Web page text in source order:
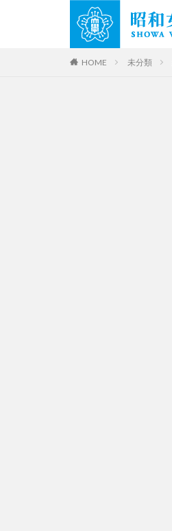
HOME 未分類